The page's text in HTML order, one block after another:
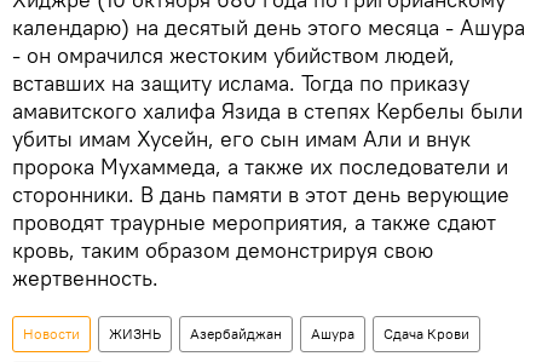
календарю) на десятый день этого месяца - Ашура
- он омрачился жестоким убийством людей,
вставших на защиту ислама. Тогда по приказу
амавитского халифа Язида в степях Кербелы были
убиты имам Хусейн, его сын имам Али и внук
пророка Мухаммеда, а также их последователи и
сторонники. В дань памяти в этот день верующие
проводят траурные мероприятия, а также сдают
кровь, таким образом демонстрируя свою
жертвенность.
Новости ЖИЗНЬ Азербайджан Ашура Сдача Крови